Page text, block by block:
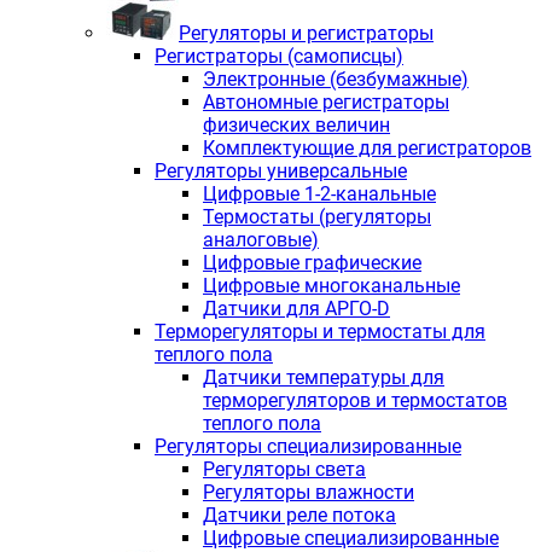
Регуляторы и регистраторы
Регистраторы (самописцы)
Электронные (безбумажные)
Автономные регистраторы
физических величин
Комплектующие для регистраторов
Регуляторы универсальные
Цифровые 1-2-канальные
Термостаты (регуляторы
аналоговые)
Цифровые графические
Цифровые многоканальные
Датчики для АРГО-D
Терморегуляторы и термостаты для
теплого пола
Датчики температуры для
терморегуляторов и термостатов
теплого пола
Регуляторы специализированные
Регуляторы света
Регуляторы влажности
Датчики реле потока
Цифровые специализированные